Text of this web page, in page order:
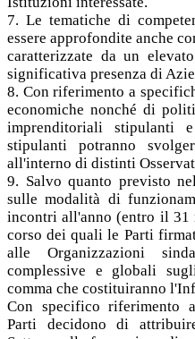
7. Le tematiche di
essere approfondite anche
caratterizzate da un
significativa presenza di
8. Con riferimento a
economiche nonché di
imprenditoriali stipulanti
stipulanti potranno
all'interno di distinti
9. Salvo quanto previsto
sulle modalità di
incontri all'anno (entro il 31
corso dei quali le Parti
alle Organizzazioni
complessive e globali
comma che costituiranno
Con specifico riferimento
Parti decidono di